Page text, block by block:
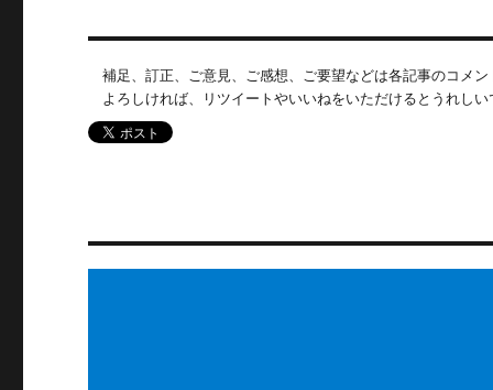
ン
補足、訂正、ご意見、ご感想、ご要望などは各記事のコメ
よろしければ、リツイートやいいねをいただけるとうれしい